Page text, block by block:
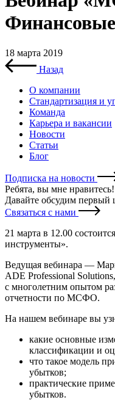
18 марта 2019
Назад
О компании
Стандартизация и
Команда
Карьера и вакансии
Новости
Статьи
Блог
Подписка на новости
Ребята, вы мне нравитесь!
Давайте обсудим первый
Связаться с нами
21 марта в 12.00
инструменты».
Ведущая вебинара —
ADE Professional
с многолетним опытом
отчетности по МСФО.
На нашем вебинаре вы
какие основные
классификации и
что такое модель
убытков;
практические
убытков.